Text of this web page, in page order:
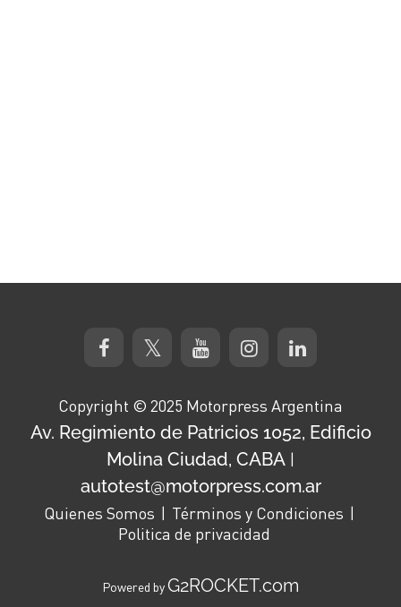
Copyright © 2025 Motorpress Argentina
Av. Regimiento de Patricios 1052, Edificio
Molina Ciudad, CABA |
autotest@motorpress.com.ar
Quienes Somos
Términos y Condiciones
Politica de privacidad
Powered byG2ROCKET.com